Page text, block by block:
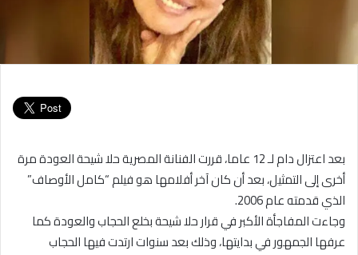
بعد اعتزال دام لـ 12 عاما، قررت الفنانة المصرية حلا شيحة العودة مرة
أخرى إلى التمثيل، بعد أن كان آخر أفلامها هو فيلم “كامل الأوصاف”
الذي قدمته عام 2006.
وجاءت المفاجأة الأكبر في قرار حلا شيحة بخلع الحجاب والعودة كما
عرفها الجمهور في بدايتها، وذلك بعد سنوات ارتدت فيها الحجاب